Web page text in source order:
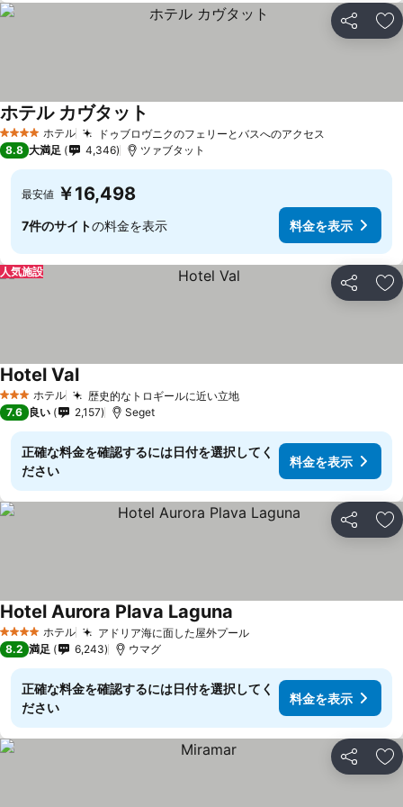
シェア お
4 ホテルのランク
ホテル ドゥブロヴニクのフェリーとバスへのアクセス
ホテル カヴタット
8.8 大満足 4,346 ツァブタット
最安値 ￥16,498
7件のサイトの料金を表示 料金を表示
シェア お
人気施設
3 ホテルのランク
ホテル 歴史的なトロギールに近い立地料金を表示
Hotel Val料金を表示
7.6 良い 2,157 Seget
正確な料金を確認するには日付を選択してく
ださい
料金を表示
シェア お
4 ホテルのランク
ホテル アドリア海に面した屋外プール料金を表示
Hotel Aurora Plava Laguna
8.2 満足 6,243 ウマグ
正確な料金を確認するには日付を選択してく
ださい
料金を表示
シェア お